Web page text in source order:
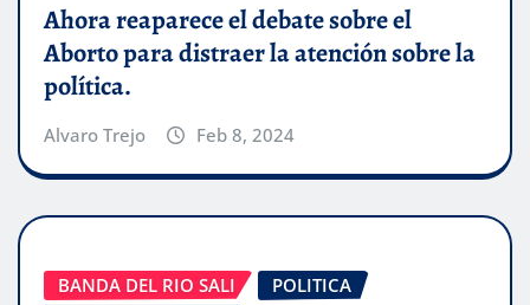
Ahora reaparece el debate sobre el
Aborto para distraer la atención sobre la
política.
Alvaro Trejo Feb 8, 2024
BANDA DEL RIO SALI
POLITICA